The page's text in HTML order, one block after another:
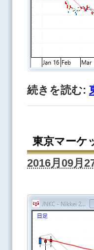
続きを読む:
東京マーケ
2016月09月